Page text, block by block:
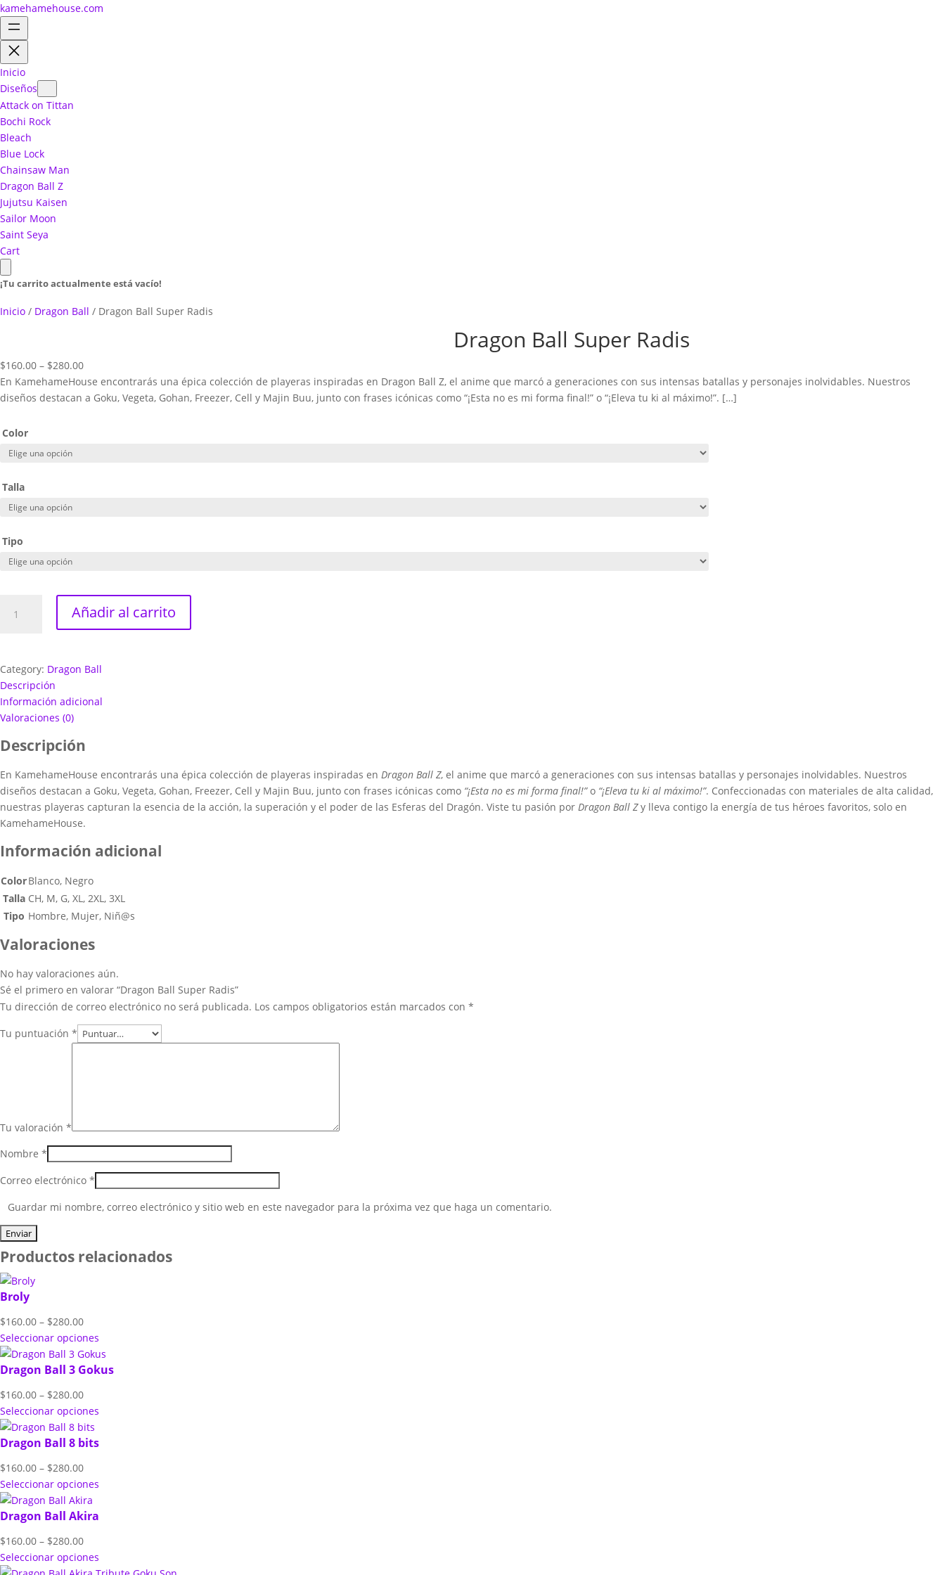
kamehamehouse.com
Inicio
Diseños
Attack on Tittan
Bochi Rock
Bleach
Blue Lock
Chainsaw Man
Dragon Ball Z
Jujutsu Kaisen
Sailor Moon
Saint Seya
Cart
¡Tu carrito actualmente está vacío!
Inicio / Dragon Ball / Dragon Ball Super Radis
Dragon Ball Super Radis
$160.00 – $280.00Price
range:
$160.00
En KamehameHouse encontrarás una épica colección de playeras inspiradas en Dragon Ball Z, el anime que marcó a generaciones con sus intensas batallas y personajes inolvidables. Nuestros
diseños destacan a Goku, Vegeta, Gohan, Freezer, Cell y Majin Buu, junto con frases icónicas como “¡Esta no es mi forma final!” o “¡Eleva tu ki al máximo!”. […]
Color
Talla
Tipo
Ball
cantidad
Añadir al carrito
Category: Dragon Ball
Descripción
Información adicional
Valoraciones (0)
Descripción
En KamehameHouse encontrarás una épica colección de playeras inspiradas en Dragon Ball Z, el anime que marcó a generaciones con sus intensas batallas y personajes inolvidables. Nuestros
diseños destacan a Goku, Vegeta, Gohan, Freezer, Cell y Majin Buu, junto con frases icónicas como “¡Esta no es mi forma final!”o “¡Eleva tu ki al máximo!”. Confeccionadas con materiales de alta calidad,
nuestras playeras capturan la esencia de la acción, la superación y el poder de las Esferas del Dragón. Viste tu pasión por Dragon Ball Zy lleva contigo la energía de tus héroes favoritos, solo en
KamehameHouse.
Información adicional
ColorBlanco, Negro
Talla CH, M, G, XL, 2XL, 3XL
Tipo Hombre, Mujer, Niñ@s
Valoraciones
No hay valoraciones aún.
Sé el primero en valorar “Dragon Ball Super Radis”
Tu dirección de correo electrónico no será publicada. Los campos obligatorios están marcados con *
Tu puntuación *
Tu valoración *
Nombre *
Correo electrónico *
Guardar mi nombre, correo electrónico y sitio web en este navegador para la próxima vez que haga un comentario.
Productos relacionados
Broly
$160.00 – $280.00Price
range:
$160.00
through
Seleccionar opciones
Dragon Ball 3 Gokus
$160.00 – $280.00Price
range:
$160.00
through
Seleccionar opciones
Dragon Ball 8 bits
$160.00 – $280.00Price
range:
$160.00
through
Seleccionar opciones
Dragon Ball Akira
$160.00 – $280.00Price
range:
Seleccionar opciones